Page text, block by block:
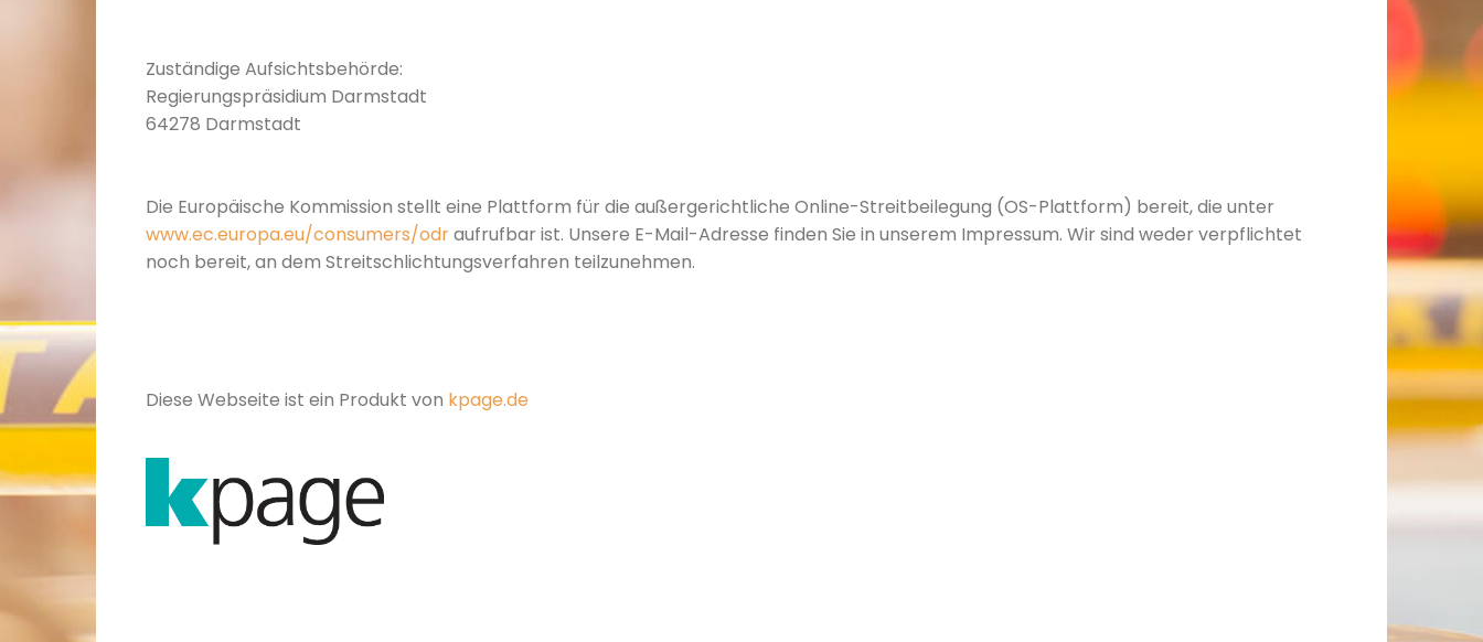
Zuständige Aufsichtsbehörde:
Regierungspräsidium Darmstadt
64278 Darmstadt
Die Europäische Kommission stellt eine Plattform für die außergerichtliche Online-Streitbeilegung (OS-Plattform) bereit, die unter
www.ec.europa.eu/consumers/odraufrufbar ist. Unsere E-Mail-Adresse finden Sie in unserem Impressum. Wir sind weder verpflichtet
noch bereit, an dem Streitschlichtungsverfahren teilzunehmen.
Diese Webseite ist ein Produkt von kpage.de